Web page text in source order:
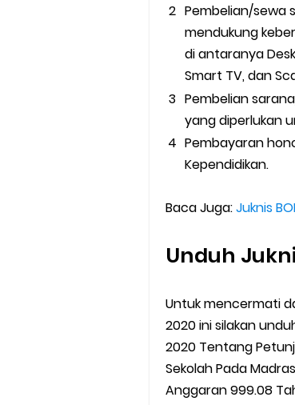
Pembelian/sewa
mendukung
di antaranya
Smart TV, dan
Pembelian
yang diperlukan
Pembayaran
Kependidikan.
Baca Juga:Juknis
Unduh
Untuk mencermati
2020 ini silakan
2020 Tentang
Sekolah Pada
Anggaran 999.08